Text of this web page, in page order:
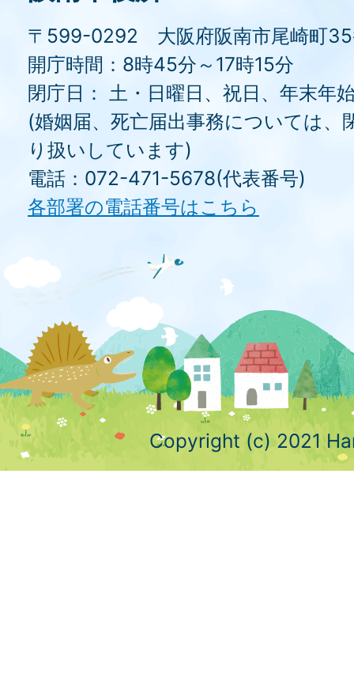
〒599-0292 大阪府阪南市尾崎町35
開庁時間：8時45分～17時15分
閉庁日： 土・日曜日、祝日、年末年
(婚姻届、死亡届出事務については、
り扱いしています)
電話：072-471-5678(代表番号)
各部署の電話番号はこちら
Copyright (c) 2021